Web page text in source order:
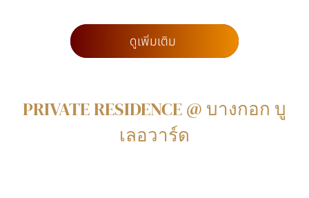
ดูเพิ่มเติม
PRIVATE RESIDENCE @ บางกอก บู
เลอวาร์ด